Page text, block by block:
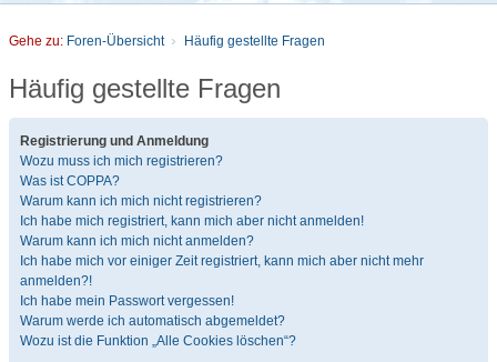
Gehe zu: Foren-Übersicht Häufig gestellte Fragen
Häufig gestellte Fragen
Registrierung und Anmeldung
Wozu muss ich mich registrieren?
Was ist COPPA?
Warum kann ich mich nicht registrieren?
Ich habe mich registriert, kann mich aber nicht anmelden!
Warum kann ich mich nicht anmelden?
Ich habe mich vor einiger Zeit registriert, kann mich aber nicht mehr
anmelden?!
Ich habe mein Passwort vergessen!
Warum werde ich automatisch abgemeldet?
Wozu ist die Funktion „Alle Cookies löschen“?